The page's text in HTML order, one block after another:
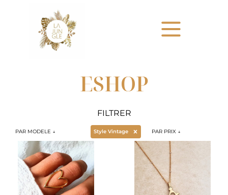
ESHOP
FILTRER
MODELE
Sélectionnez le contenu
Sélectionnez le contenu THEMES
Sélectionnez le contenu
Style Vintage Sélectionnez le contenu
PRIX
Sélectionnez le contenu